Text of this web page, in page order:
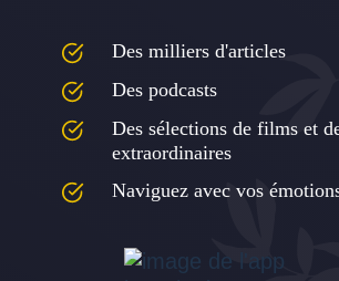
Des milliers d'articles
Des podcasts
Des sélections de films et
extraordinaires
Naviguez avec vos